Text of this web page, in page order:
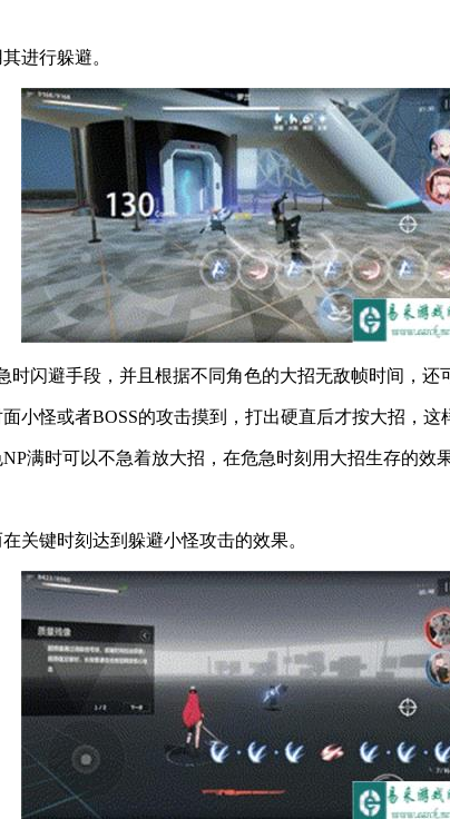
进行躲避。
时闪避手段，并且根据不同角色的大招无敌帧时间，还
小怪或者BOSS的攻击摸到，打出硬直后才按大招，
满时可以不急着放大招，在危急时刻用大招生存的效
关键时刻达到躲避小怪攻击的效果。